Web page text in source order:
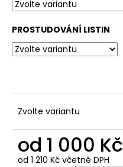
PROSTUDOVÁNÍ LISTIN
Zvolte variantu
od 1 000 Kč
od 1 210 Kč včetně DPH